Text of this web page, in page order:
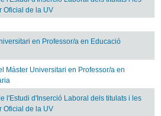
Oficial de la UV
en Professor/a en Educació
Màster Universitari en Professor/a en
l'Estudi d'Inserció Laboral dels titulats i les
Oficial de la UV